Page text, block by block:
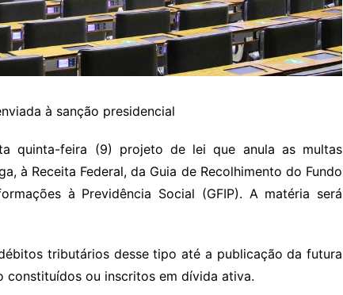
à sanção presidencial
quinta-feira (9) projeto de lei que anula as multas
à Receita Federal, da Guia de Recolhimento do Fundo
à Previdência Social (GFIP). A matéria será
tributários desse tipo até a publicação da futura
constituídos ou inscritos em dívida ativa.